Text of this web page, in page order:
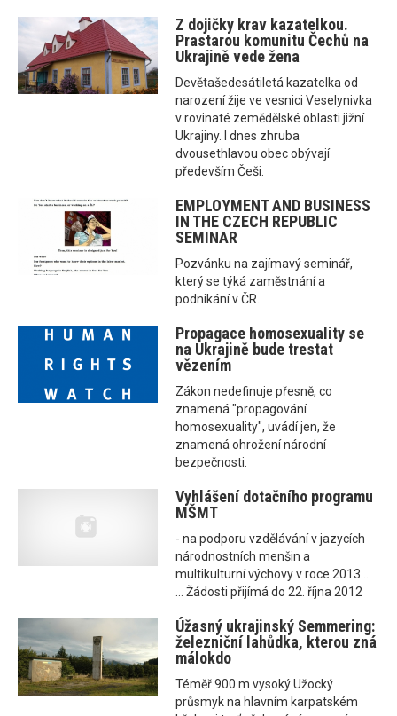
Z dojičky krav kazatelkou.
Prastarou komunitu Čechů na
Ukrajině vede žena
Devětašedesátiletá kazatelka od
narození žije ve vesnici Veselynivka
v rovinaté zemědělské oblasti jižní
Ukrajiny. I dnes zhruba
dvousethlavou obec obývají
především Češi.
EMPLOYMENT AND BUSINESS
IN THE CZECH REPUBLIC
SEMINAR
Pozvánku na zajímavý seminář,
který se týká zaměstnání a
podnikání v ČR.
Propagace homosexuality se
na Ukrajině bude trestat
vězením
Zákon nedefinuje přesně, co
znamená "propagování
homosexuality", uvádí jen, že
znamená ohrožení národní
bezpečnosti.
Vyhlášení dotačního programu
MŠMT
- na podporu vzdělávání v jazycích
národnostních menšin a
multikulturní výchovy v roce 2013...
... Žádosti přijímá do 22. října 2012
Úžasný ukrajinský Semmering:
železniční lahůdka, kterou zná
málokdo
Téměř 900 m vysoký Užocký
průsmyk na hlavním karpatském